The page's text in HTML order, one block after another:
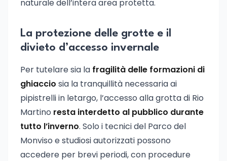
naturale dell’intera area protetta.
La protezione delle grotte e il
divieto d’accesso invernale
Per tutelare sia la fragilità delle formazioni di
ghiaccio sia la tranquillità necessaria ai
pipistrelli in letargo, l’accesso alla grotta di Rio
Martino resta interdetto al pubblico durante
tutto l’inverno. Solo i tecnici del Parco del
Monviso e studiosi autorizzati possono
accedere per brevi periodi, con procedure